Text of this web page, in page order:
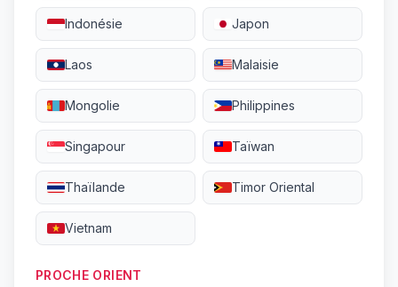
Indonésie Japon
Laos Malaisie
Mongolie Philippines
Singapour Taïwan
Thaïlande Timor Oriental
Vietnam
PROCHE ORIENT